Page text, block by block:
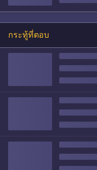
กระทู้ที่ตอบ